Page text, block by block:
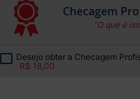
Checagem
“O que é
Desejo obter a Checagem
R$ 18,00